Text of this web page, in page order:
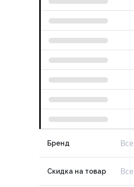
Бренд Все
Скидка на товар Все